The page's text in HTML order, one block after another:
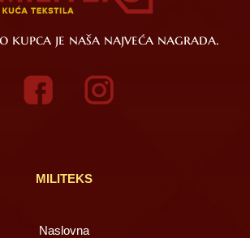
kupca je naša najveća nagrada.
MILITEKS
Naslovna